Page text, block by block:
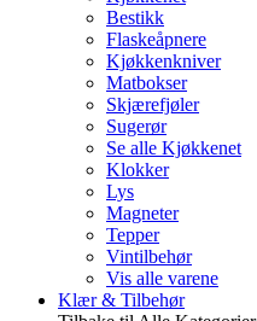
Bestikk
Flaskeåpnere
Kjøkkenkniver
Matbokser
Skjærefjøler
Sugerør
Se alle Kjøkkenet
Klokker
Lys
Magneter
Tepper
Vintilbehør
Vis alle varene
Klær & Tilbehør